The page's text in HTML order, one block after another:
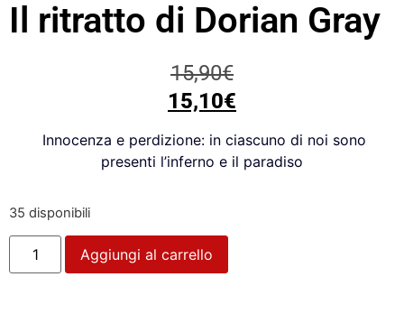
Il ritratto di Dorian Gray
15,90€
15,10€
Innocenza e perdizione: in ciascuno di noi sono
presenti l’inferno e il paradiso
35 disponibili
Aggiungi al carrello